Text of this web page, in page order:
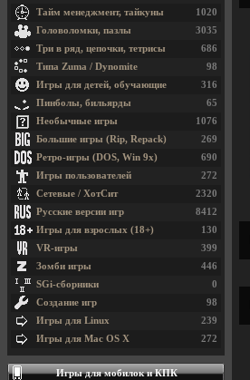
1020
Тайм менеджмент, тайкуны
3035
Головоломки, пазлы
686
Три в ряд, цепочки, тетрисы
98
Типа Zuma / Dynomite
316
Игры для детей, обучающие
65
Пинболы, бильярды
1076
Необычные игры
269
Большие игры (Rip, Repack)
690
Ретро-игры (DOS, Win 9x)
272
Игры пользователей
2320
Сетевые / ХотСит
8412
Русские версии игр
130
Игры для взрослых (18+)
399
VR-игры
446
Зомби игры
0
SGi-сборники
98
Создание игр
239
Игры для Linux
272
Игры для Mac OS X
Игры для мобилок и КПК